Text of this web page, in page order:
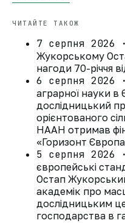
ЧИТАЙТЕ ТАКОЖ
7 серпня 2026
Жукорському
нагоди 70-річчя
6 серпня 2026
аграрної науки
дослідницький
орієнтованого
НААН отримав
«Горизонт
5 серпня 2026
європейські
Остап
академік про
дослідницьким
господарства в